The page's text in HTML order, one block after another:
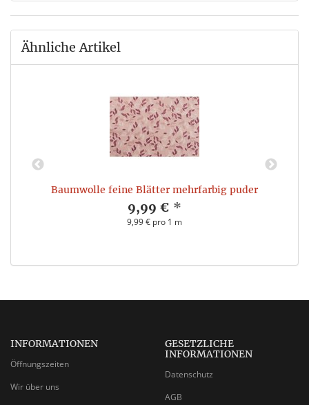
Ähnliche Artikel
Baumwolle feine Blätter mehrfarbig puder
9,99 € *
9,99 € pro 1 m
INFORMATIONEN
Öffnungszeiten
Wir über uns
GESETZLICHE
INFORMATIONEN
Datenschutz
AGB